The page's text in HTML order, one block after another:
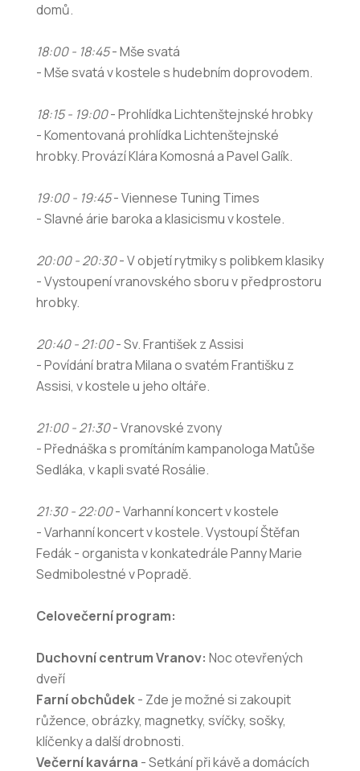
domů.
18:00 - 18:45- Mše svatá
- Mše svatá v kostele s hudebním doprovodem.
18:15 - 19:00- Prohlídka Lichtenštejnské hrobky
- Komentovaná prohlídka Lichtenštejnské
hrobky. Provází Klára Komosná a Pavel Galík.
19:00 - 19:45- Viennese Tuning Times
- Slavné árie baroka a klasicismu v kostele.
20:00 - 20:30- V objetí rytmiky s polibkem klasiky
- Vystoupení vranovského sboru v předprostoru
hrobky.
20:40 - 21:00- Sv. František z Assisi
- Povídání bratra Milana o svatém Františku z
Assisi, v kostele u jeho oltáře.
21:00 - 21:30- Vranovské zvony
- Přednáška s promítáním kampanologa Matůše
Sedláka, v kapli svaté Rosálie.
21:30 - 22:00- Varhanní koncert v kostele
- Varhanní koncert v kostele. Vystoupí Štěfan
Fedák - organista v konkatedrále Panny Marie
Sedmibolestné v Popradě.
Celovečerní program:
Duchovní centrum Vranov: Noc otevřených
dveří
Farní obchůdek- Zde je možné si zakoupit
růžence, obrázky, magnetky, svíčky, sošky,
klíčenky a další drobnosti.
Večerní kavárna - Setkání při kávě a domácích